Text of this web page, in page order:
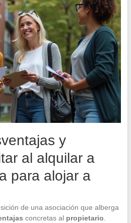
y
al alquilar a
para alojar a
de una asociación que alberga
concretas al propietario